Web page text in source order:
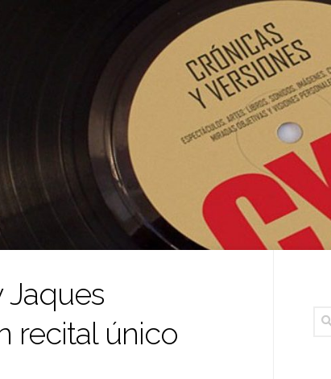
Jaques
recital único